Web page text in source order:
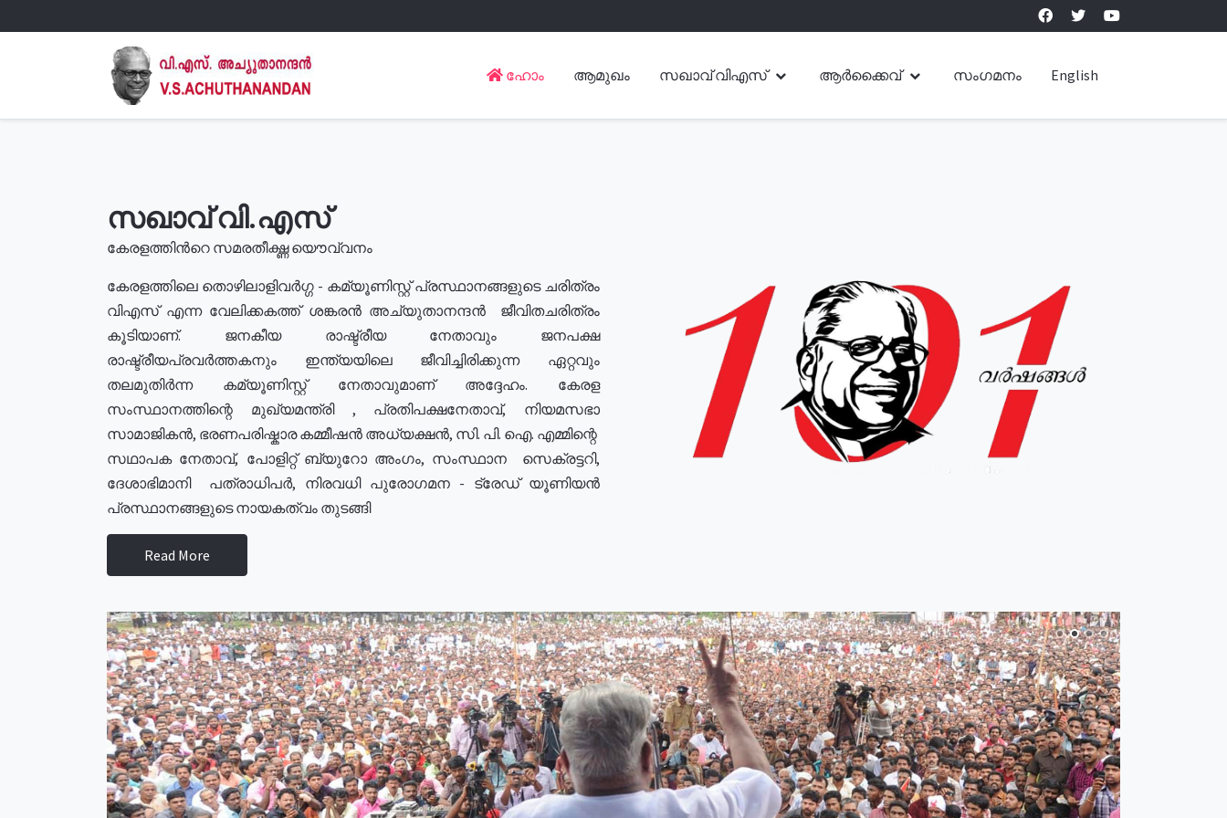
ഹോം ആമുഖം സഖാവ് വിഎസ് ആർക്കൈവ് സംഗമനം English
സഖാവ് വി.എസ്
കേരളത്തിൻറെ സമരതീക്ഷ്ണ യൌവ്വനം
കേരളത്തിലെ തൊഴിലാളിവർഗ്ഗ - കമ്യൂണിസ്റ്റ് പ്രസ്ഥാനങ്ങളുടെ ചരിത്രം
വിഎസ് എന്ന വേലിക്കകത്ത് ശങ്കരൻ അച്യുതാനന്ദൻ ജീവിതചരിത്രം
കൂടിയാണ്. ജനകീയ രാഷ്ട്രീയ നേതാവും ജനപക്ഷ
രാഷ്ട്രീയപ്രവർത്തകനും ഇന്ത്യയിലെ ജീവിച്ചിരിക്കുന്ന ഏറ്റവും
തലമുതിർന്ന കമ്യൂണിസ്റ്റ് നേതാവുമാണ് അദ്ദേഹം. കേരള
സംസ്ഥാനത്തിന്റെ മുഖ്യമന്ത്രി , പ്രതിപക്ഷനേതാവ്, നിയമസഭാ
സാമാജികൻ, ഭരണപരിഷ്കാര കമ്മീഷൻ അധ്യക്ഷൻ, സി. പി. ഐ. എമ്മിന്റെ
സഥാപക നേതാവ്, പോളിറ്റ് ബ്യുറോ അംഗം, സംസ്ഥാന സെക്രട്ടറി,
ദേശാഭിമാനി പത്രാധിപർ, നിരവധി പുരോഗമന - ട്രേഡ് യൂണിയൻ
പ്രസ്ഥാനങ്ങളുടെ നായകത്വം തുടങ്ങി
Read More